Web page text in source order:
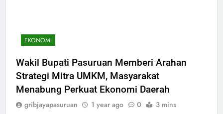
EKONOMI
Wakil Bupati Pasuruan Memberi Arahan
Strategi Mitra UMKM, Masyarakat
Menabung Perkuat Ekonomi Daerah
gribjayapasuruan 1 year ago 0 3 mins